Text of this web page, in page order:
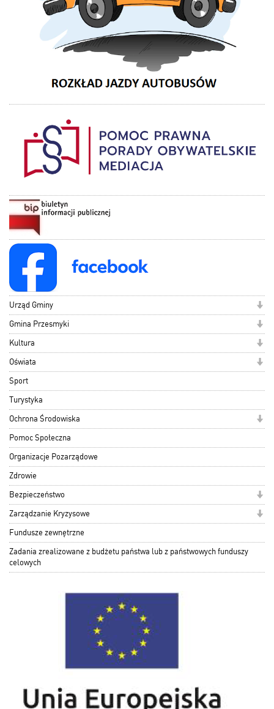
Urząd Gminy
Gmina Przesmyki
Kultura
Oświata
Sport
Turystyka
Ochrona Środowiska
Pomoc Społeczna
Organizacje Pozarządowe
Zdrowie
Bezpieczeństwo
Zarządzanie Kryzysowe
Fundusze zewnętrzne
Zadania zrealizowane z budżetu państwa lub z państwowych funduszy
celowych